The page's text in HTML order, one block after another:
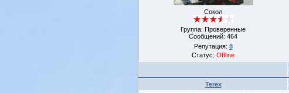
Сокол
Группа: Проверенные
Сообщений: 464
Репутация: 8
Статус: Offline
Terex